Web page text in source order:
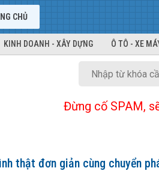
CHỦ
KINH DOANH - XÂY DỰNG Ô TÔ - XE
Đừng cố SPAM,
thật đơn giản cùng chuyển